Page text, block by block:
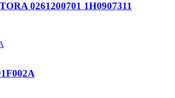
0261200701 1H0907311